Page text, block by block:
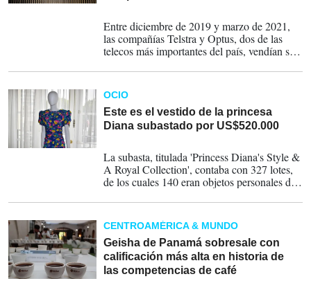
Entre diciembre de 2019 y marzo de 2021,
las compañías Telstra y Optus, dos de las
telecos más importantes del país, vendían sus
Search preinstalada como único buscador en
base a un acuerdo con la multinacional.
OCIO
Este es el vestido de la princesa
Diana subastado por US$520.000
La subasta, titulada 'Princess Diana's Style &
A Royal Collection', contaba con 327 lotes,
de los cuales 140 eran objetos personales de
figura más icónica de la realeza.
CENTROAMÉRICA & MUNDO
Geisha de Panamá sobresale con
calificación más alta en historia de
las competencias de café